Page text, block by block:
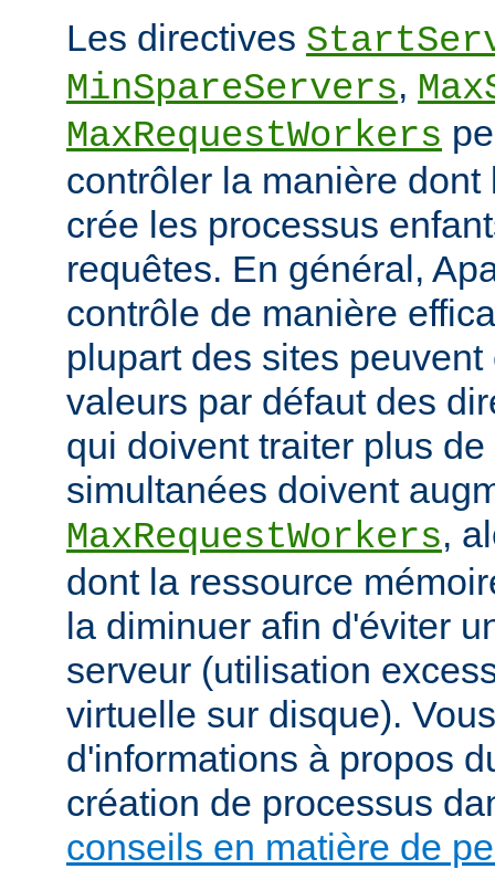
Les directives
MinSpareServers,
MaxRequestWorkers
contrôler la manière
crée les processus
requêtes. En général,
contrôle de manière
plupart des sites
valeurs par défaut des
qui doivent traiter plus
simultanées doivent
MaxRequestWorkers,
dont la ressource
la diminuer afin d'éviter
serveur (utilisation
virtuelle sur disque).
d'informations à propos
création de processus
conseils en matière de